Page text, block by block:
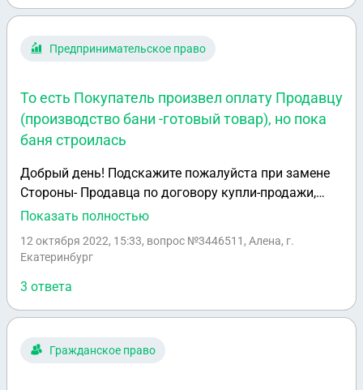
покупаю. Нужно будет искать какую то
заключить договор как будто я у них купил данное
случае?
Предпринимательское право
То есть Покупатель произвел оплату Продавцу
(производство бани -готовый товар), но пока
баня строилась
Добрый день! Подскажите пожалуйста при замене
Стороны- Продавца по договору купли-продажи,
необходимо ли производить какие-то оплаты
оплату Продавцу (производство бани -готовый
организационную форму с ИП на ООО и
соответственно подписал соглашение о замене
Показать полностью
12 октября 2022, 15:33, вопрос №3446511, Алена, г.
Екатеринбург
3 ответа
Гражданское право